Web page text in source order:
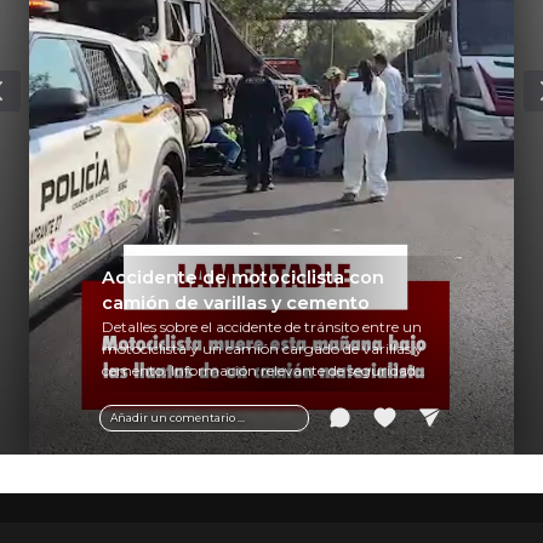
Añadir un comentario ...
Accidente de motociclista con
camión de varillas y cemento
Detalles sobre el accidente de tránsito entre un
motociclista y un camión cargado de varillas y
cemento. Información relevante de seguridad
vial y recomendaciones para motociclistas.